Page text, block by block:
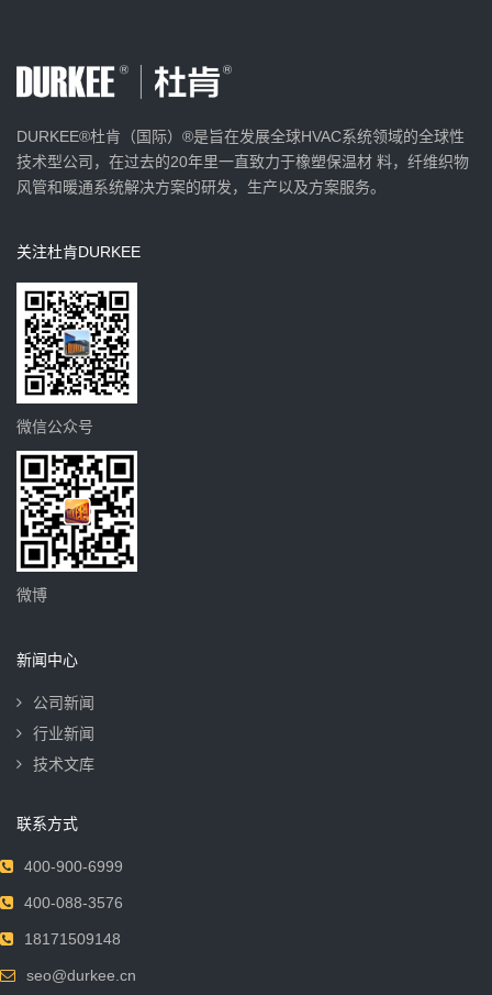
DURKEE®杜肯（国际）®是旨在发展全球HVAC系统领域的全球性
技术型公司，在过去的20年里一直致力于橡塑保温材 料，纤维织物
风管和暖通系统解决方案的研发，生产以及方案服务。
关注杜肯DURKEE
微信公众号
微博
新闻中心
公司新闻
行业新闻
技术文库
联系方式
400-900-6999
400-088-3576
18171509148
seo@durkee.cn